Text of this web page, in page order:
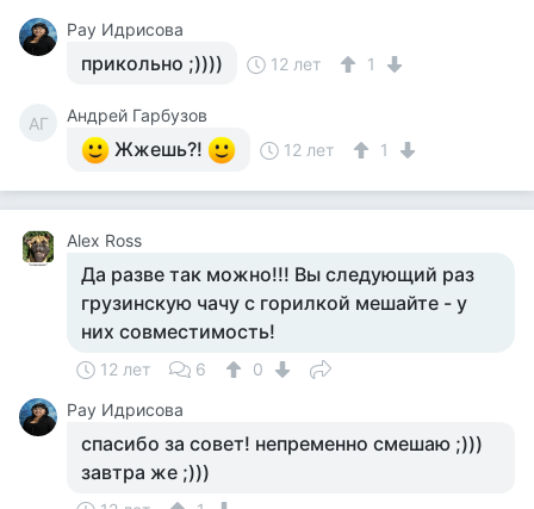
Рау Идрисова
прикольно ;)))) 12 лет 1
АГ Андрей Гарбузов
Жжешь?! 12 лет 1
Аlex Ross
Да разве так можно!!! Вы следующий раз
грузинскую чачу с горилкой мешайте - у
них совместимость!
12 лет 6
0
Рау Идрисова
спасибо за совет! непременно смешаю ;)))
завтра же ;)))